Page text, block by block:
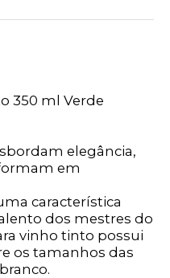
350 ml Verde
elegância,
em
característica
dos mestres do
vinho tinto possui
os tamanhos das